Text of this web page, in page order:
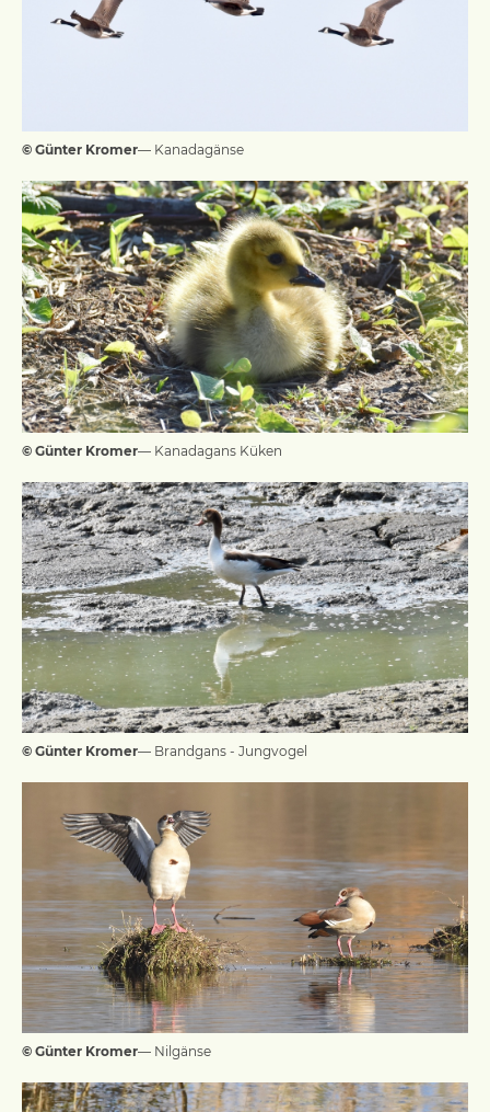
© Günter Kromer— Kanadagänse
© Günter Kromer— Kanadagans Küken
© Günter Kromer— Brandgans - Jungvogel
© Günter Kromer— Nilgänse